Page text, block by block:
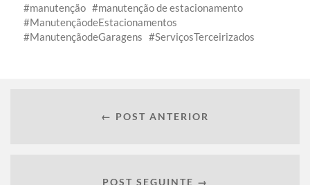
manutenção
manutenção de estacionamento
ManutençãodeEstacionamentos
ManutençãodeGaragens
ServiçosTerceirizados
← POST ANTERIOR
POST SEGUINTE →